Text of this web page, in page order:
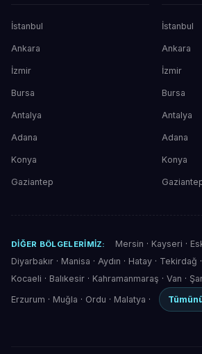
İstanbul
Ankara
İzmir
Bursa
Antalya
Adana
Konya
Gaziantep
İstanbul
Ankara
İzmir
Bursa
Antalya
Adana
Konya
DIĞER BÖLGELERIMIZ: Mersin · Kayseri ·
Diyarbakır · Manisa · Aydın · Hatay · Tekirdağ ·
Kocaeli · Balıkesir · Kahramanmaraş · Van ·
Erzurum · Muğla · Ordu · Malatya ·